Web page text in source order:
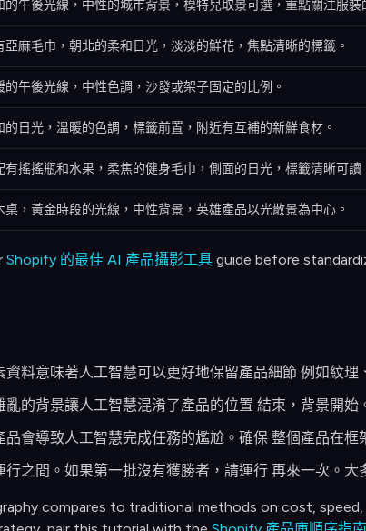
午後光線，中性的城市背景，模特兒取景可選，重點關注服裝
麻毛巾，朝北的柔和日光，淡淡的鮮花，焦點清晰的標籤。
午後光線，中性色調，沙發或架子固定的比例。
日光，溫暖的色調，標籤前置，附近有互補的新鮮食材。
有搖搖瓶和水果，柔焦的健身毛巾，側面的日光，標籤清晰可讀
桌，黃金時段的光線，中性背景，英雄產品以光散景為中心。
Shopify 的最佳 AI 產品攝影工具 guide before
資料意味著人工智慧可以更好地保留產品細節 例如紋理
亂的背景讓人工智慧混淆了產品的位置 結束，背景開始
會導致人工智慧完成任務的尷尬。確保 整個產品在框
之間。如果第一批沒有獲勝者，請運行 再來一次。大
compares to traditional methods on cost, speed,